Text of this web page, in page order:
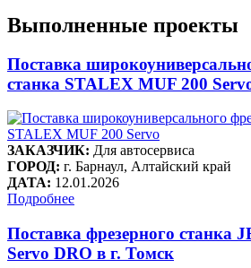
Выполненные проекты
Поставка
станка STALEX MUF 200
ЗАКАЗЧИК: Для автосервиса
ГОРОД: г. Барнаул, Алтайский край
ДАТА: 12.01.2026
Подробнее
Поставка фрезерного станка
Servo DRO в г. Томск